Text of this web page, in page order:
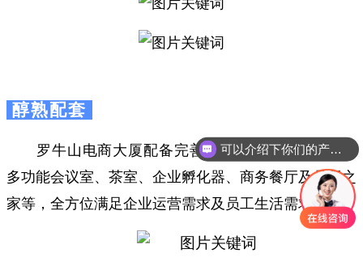
醇熟配套
罗牛山电商大厦配备完善的配套设施，涵盖大型
多功能会议室、茶室、企业孵化器、商务餐厅及员工之
家等，全方位满足企业运营需求及员工生活需求。
可以介绍下你们的产品么